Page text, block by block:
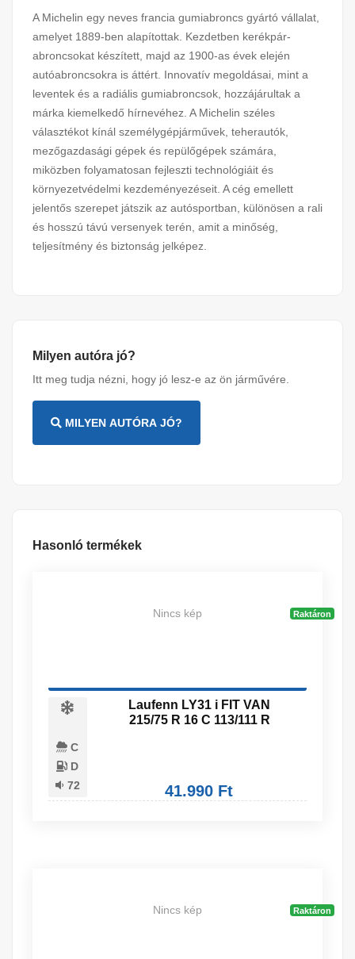
A Michelin egy neves francia gumiabroncs gyártó vállalat,
amelyet 1889-ben alapítottak. Kezdetben kerékpár-
abroncsokat készített, majd az 1900-as évek elején
autóabroncsokra is áttért. Innovatív megoldásai, mint a
leventek és a radiális gumiabroncsok, hozzájárultak a
márka kiemelkedő hírnevéhez. A Michelin széles
választékot kínál személygépjárművek, teherautók,
mezőgazdasági gépek és repülőgépek számára,
miközben folyamatosan fejleszti technológiáit és
környezetvédelmi kezdeményezéseit. A cég emellett
jelentős szerepet játszik az autósportban, különösen a rali
és hosszú távú versenyek terén, amit a minőség,
teljesítmény és biztonság jelképez.
Milyen autóra jó?
Itt meg tudja nézni, hogy jó lesz-e az ön járművére.
MILYEN AUTÓRA JÓ?
Hasonló termékek
Raktáron
Nincs kép
C
D
72
Laufenn LY31 i FIT VAN
215/75 R 16 C 113/111 R
41.990 Ft
Raktáron
Nincs kép